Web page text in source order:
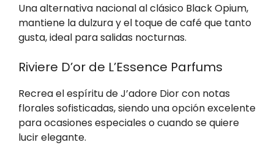
Una alternativa nacional al clásico Black Opium,
mantiene la dulzura y el toque de café que tanto
gusta, ideal para salidas nocturnas.
Riviere D’or de L’Essence Parfums
Recrea el espíritu de J’adore Dior con notas
florales sofisticadas, siendo una opción excelente
para ocasiones especiales o cuando se quiere
lucir elegante.